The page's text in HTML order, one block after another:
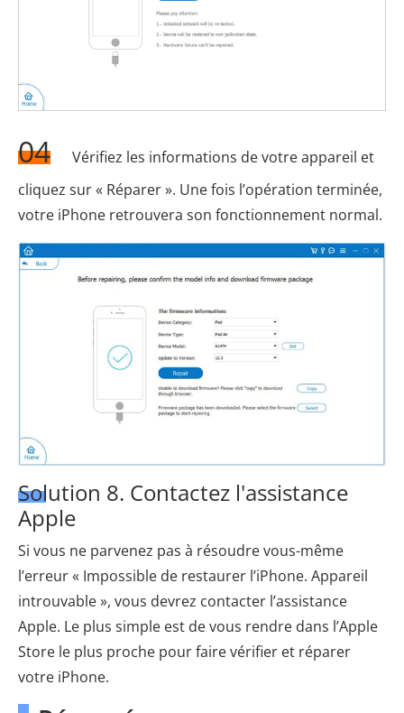
04
Vérifiez les informations de votre appareil et
cliquez sur « Réparer ». Une fois l’opération terminée,
votre iPhone retrouvera son fonctionnement normal.
Solution 8. Contactez l'assistance
Apple
Si vous ne parvenez pas à résoudre vous-même
l’erreur « Impossible de restaurer l’iPhone. Appareil
introuvable », vous devrez contacter l’assistance
Apple. Le plus simple est de vous rendre dans l’Apple
Store le plus proche pour faire vérifier et réparer
votre iPhone.